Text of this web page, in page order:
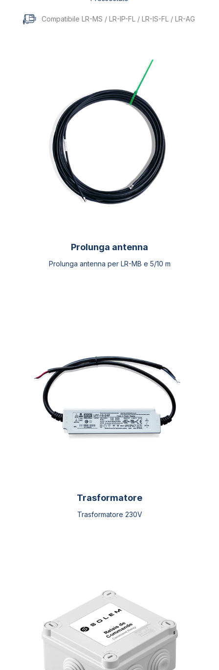
Compatibile LR-MS / LR-IP-FL / LR-IS-FL / LR-AG
Prolunga antenna
Prolunga antenna per LR-MB e 5/10 m
essere
Trasformatore
Trasformatore 230V